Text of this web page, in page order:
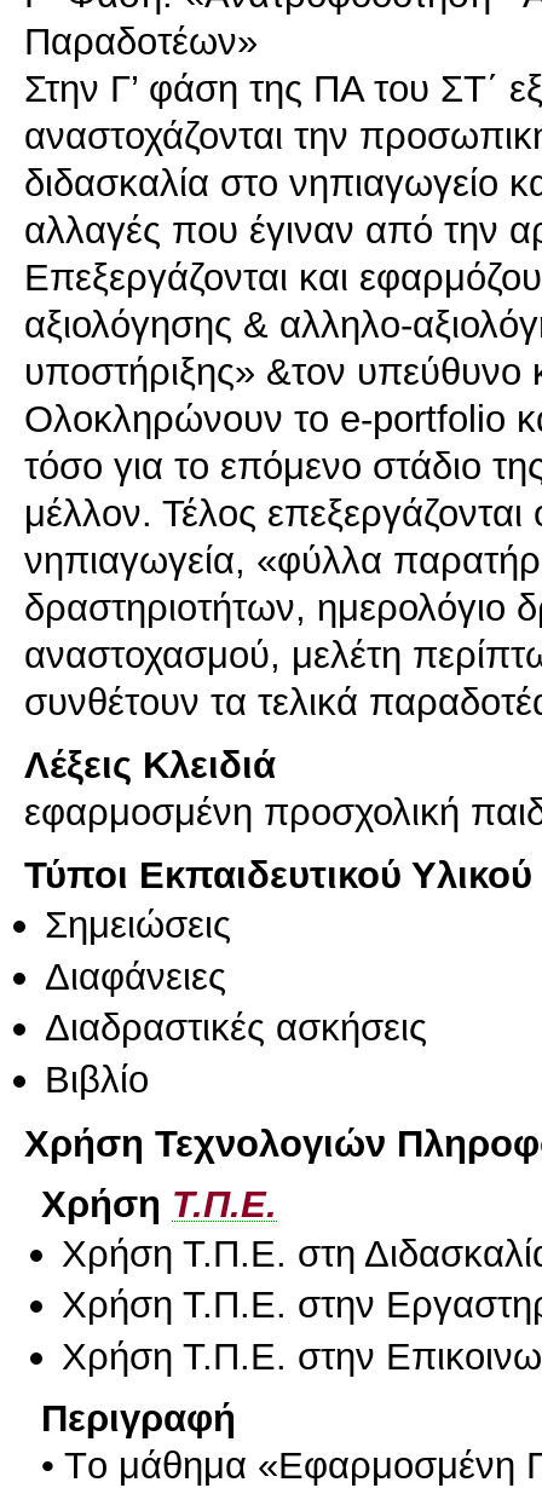
Παραδοτέων»
Στην Γ’ φάση της ΠΑ του ΣΤ΄
αναστοχάζονται την
διδασκαλία στο νηπιαγωγείο
αλλαγές που έγιναν από την
Επεξεργάζονται και
αξιολόγησης & αλληλο-
υποστήριξης» &τον υπεύθυνο
Ολοκληρώνουν το e-portfolio
τόσο για το επόμενο στάδιο
μέλλον. Τέλος
νηπιαγωγεία, «φύλλα
δραστηριοτήτων, ημερολόγιο
αναστοχασμού, μελέτη
Λέξεις Κλειδιά
εφαρμοσμένη προσχολική
Τύποι Εκπαιδευτικού Υλικού
Σημειώσεις
Διαφάνειες
Διαδραστικές ασκήσεις
Βιβλίο
Χρήση Τεχνολογιών
Χρήση Τ.Π.Ε.
Χρήση Τ.Π.Ε. στη
Χρήση Τ.Π.Ε. στην
Χρήση Τ.Π.Ε. στην
Περιγραφή
• Tο μάθημα «Εφαρμοσμένη